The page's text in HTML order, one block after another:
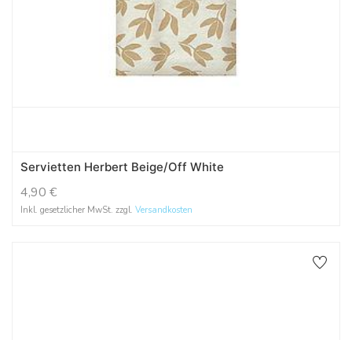
Servietten Herbert Beige/Off White
4,90 €
Inkl. gesetzlicher MwSt. zzgl. Versandkosten